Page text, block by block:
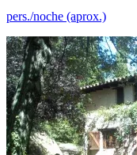
pers./noche (aprox.)